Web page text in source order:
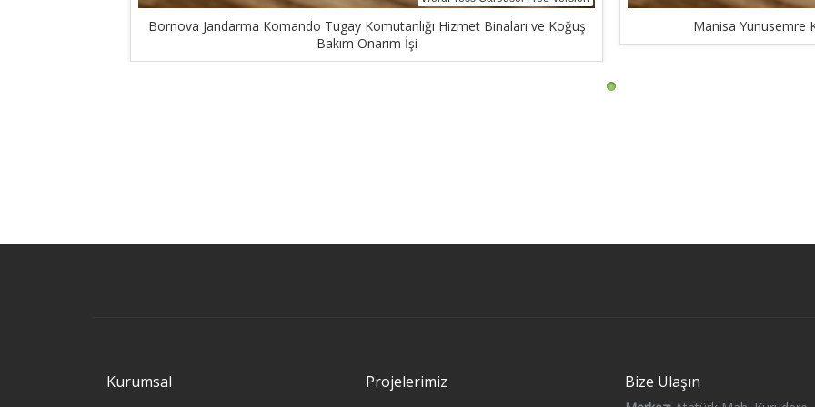
Bornova Jandarma Komando Tugay Komutanlığı Hizmet Binaları ve Koğuş
Bakım Onarım İşi
Manisa Yunusemre
Kurumsal Projelerimiz Bize Ulaşın